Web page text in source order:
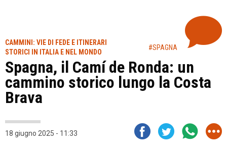
CAMMINI: VIE DI FEDE E ITINERARI
STORICI IN ITALIA E NEL MONDO
#SPAGNA
Spagna, il Camí de Ronda: un
cammino storico lungo la Costa
Brava
18 giugno 2025 - 11:33